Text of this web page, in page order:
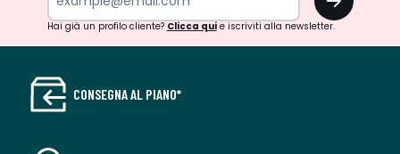
Hai già un profilo cliente?Clicca quie iscriviti alla newsletter.
CONSEGNA AL PIANO*